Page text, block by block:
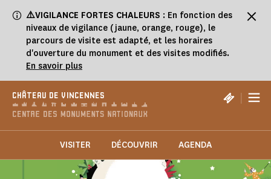
⚠️VIGILANCE FORTES CHALEURS : En fonction des
niveaux de vigilance (jaune, orange, rouge), le
parcours de visite est adapté, et les horaires
d'ouverture du monument et des visites modifiés.
En savoir plus
CHÂTEAU DE VINCENNES |
VISITER DÉCOUVRIR AGENDA